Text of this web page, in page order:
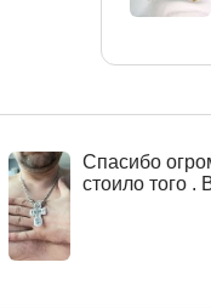
Спасибо
стоило того .